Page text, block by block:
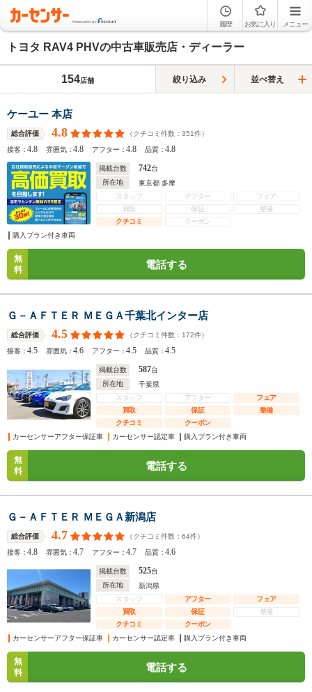
履歴 お気に入り メニュー
トヨタ RAV4 PHVの中古車販売店・ディーラー
154店舗 絞り込み 並べ替え
ケーユー 本店
総合評価 4.8 （クチコミ件数： 351件）
接客：4.8 雰囲気：4.8 アフター：4.8 品質：4.8
掲載台数 742台
所在地
東京都 多摩
スタッフ
アフター
フェア
買取
保証
整備
クチコミ
クーポン
購入プラン付き車両
無
料
電話する
Ｇ－ＡＦＴＥＲ ＭＥＧＡ千葉北インター店
総合評価 4.5 （クチコミ件数： 172件）
接客：4.5 雰囲気：4.6 アフター：4.5 品質：4.5
掲載台数 587台
所在地
千葉県
スタッフ
アフター
フェア
買取
保証
整備
クチコミ
クーポン
カーセンサーアフター保証車
カーセンサー認定車 購入プラン付き車両
無
料
電話する
Ｇ－ＡＦＴＥＲ ＭＥＧＡ新潟店
総合評価 4.7 （クチコミ件数： 64件）
接客：4.8 雰囲気：4.7 アフター：4.7 品質：4.6
掲載台数 525台
所在地
新潟県
スタッフ
アフター
フェア
買取
保証
整備
クチコミ
クーポン
カーセンサーアフター保証車
カーセンサー認定車 購入プラン付き車両
無
料
電話する